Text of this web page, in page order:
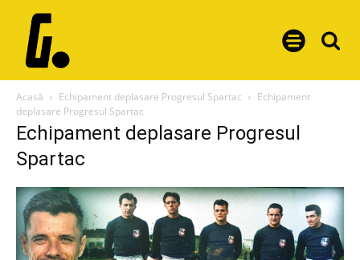
Acasă Echipament deplasare Progresul Spartac
Echipament
deplasare Progresul Spartac
Echipament deplasare Progresul
Spartac